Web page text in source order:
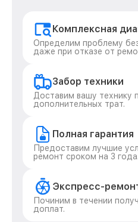
Комплексная
Определим проблему
даже при отказе от
Забор техники
Доставим вашу технику
дополнительных трат.
Полная гарантия
Предоставим лучшие
ремонт сроком на 3 года.
Экспресс-
Починим в течении
доплат.